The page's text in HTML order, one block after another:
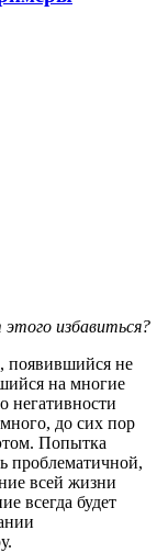
избавиться?
появившийся не
на многие
негативности
до сих пор
Попытка
проблематичной,
всей жизни
всегда будет